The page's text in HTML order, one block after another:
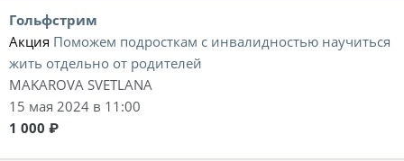
Гольфстрим
Акция Поможем подросткам с инвалидностью научиться
жить отдельно от родителей
MAKAROVA SVETLANA
15 мая 2024 в 11:00
1 000 ₽